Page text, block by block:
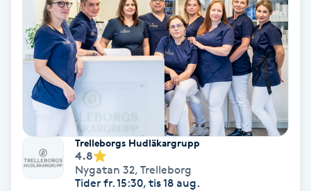
Torr hårbotten
Torrborstning
Triggerpunktsmassage
Trådning
Trelleborgs Hudläkargrupp
4.8
Nygatan 32, Trelleborg
Tider fr. 15:30, tis 18 aug.